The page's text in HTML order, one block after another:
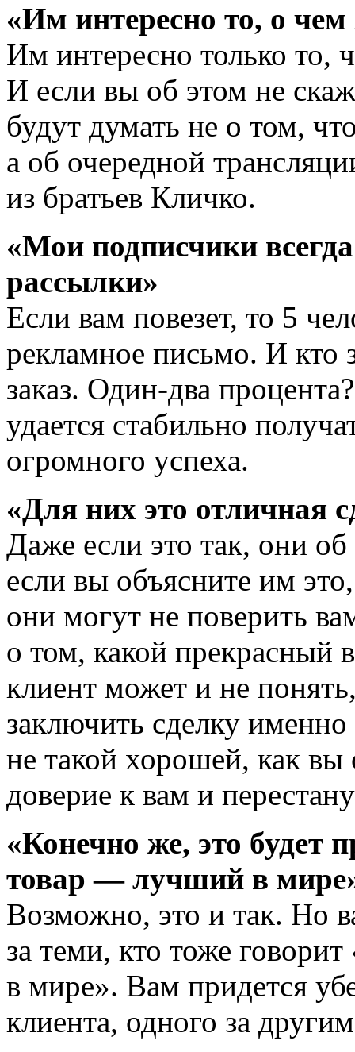
«Им интересно то, о чем
Им интересно только то,
И если вы об этом не
будут думать не о том,
а об очередной
из братьев Кличко.
«Мои подписчики
рассылки»
Если вам повезет, то 5
рекламное письмо. И кто
заказ. Один-два
удается стабильно
огромного успеха.
«Для них это отличная
Даже если это так, они
если вы объясните им
они могут не поверить
о том, какой
клиент может и не
заключить сделку
не такой хорошей, как
доверие к вам и
«Конечно же, это будет
товар — лучший в
Возможно, это и так. Но
за теми, кто тоже
в мире». Вам придется
клиента, одного за